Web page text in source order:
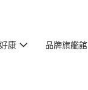
康 品牌旗艦館